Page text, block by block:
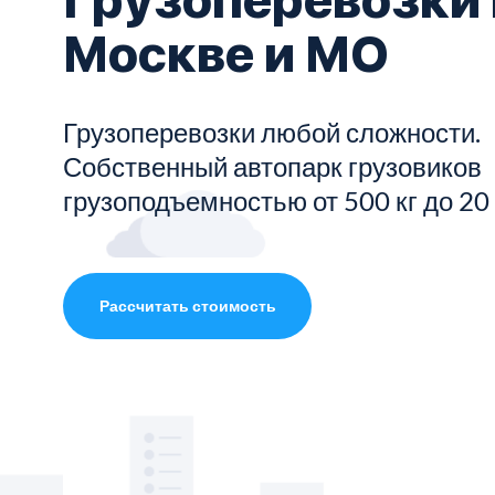
Показать все услуги
Москве и МО
Грузоперевозки любой сложности.
Собственный автопарк грузовиков
грузоподъемностью от 500 кг до 20
Рассчитать стоимость